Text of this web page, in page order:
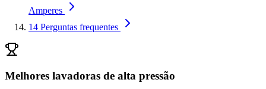
Amperes
14 Perguntas frequentes
Melhores lavadoras de alta pressão